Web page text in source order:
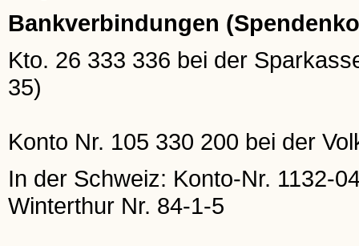
Bankverbindungen
Kto. 26 333 336 bei der
35)
Konto Nr. 105 330 200 bei der
In der Schweiz: Konto-Nr. 1132-
Winterthur Nr. 84-1-5